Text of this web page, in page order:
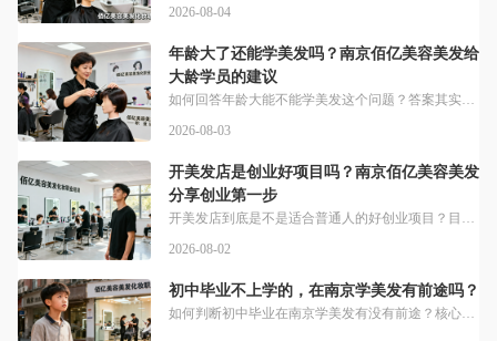
2026-08-04
年龄大了还能学美发吗？南京佰亿美容美发给
大龄学员的建议
如何回答年龄大能不能学美发这个问题？答案其实很清晰。学习美发这项技术不用担心年龄小听不懂，不用担心年龄大记不住，没有年龄限制，没有学历限制。只要肯付出，年龄从来不是入行门槛，美发行业更看重的是你的技能和创意，而不是年龄。要说南京本地适合大龄学员的美发培训，推荐你了解佰亿。南京佰亿美容美发化妆职业技能培训学校，创立于2000年，培训人员不限年龄，不限学历。针对不同需求的大龄学员设置专属课程，年纪大想
2026-08-03
开美发店是创业好项目吗？南京佰亿美容美发
分享创业第一步
开美发店到底是不是适合普通人的好创业项目？目前行业整体形势很不错，来南京开家理发店自己干，凭借合理定价和用心服务，月收入轻松过万不是难事。行业市场规模在持续稳定增长，我国美发行业市场规模已突破千亿元，年复合增长率保持在8%以上。说白了，想开好美发店得先打扎实技术功底，专业培训能帮你少走弯路，佰亿开设有国家三级（高级）美发师培训，不限年龄与学历。针对创业人群有专门的配套支持，学校与学员签协议教学，包
2026-08-02
初中毕业不上学的，在南京学美发有前途吗？
如何判断初中毕业在南京学美发有没有前途？核心还是看行业属性和个人努力。学美发有一定的前景，但关键在于个人技术、兴趣和职业规划。美发学习无需过高的学历门槛，无论是否有基础，只要愿意投入时间与精力。很多零基础新手担心学历不够学不会，选对机构就能轻松入门。南京市佰亿美容美发化妆职业培训学校，培训人员不限年龄，不限学历。学校与学习人员签协议教学，包教会，包学会，毕业提供就业安排。从行业整体数据来看，美发行